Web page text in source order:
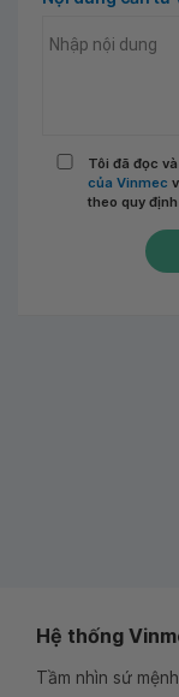
Tôi đã đọc
của Vinmec
theo quy định
Hệ thống
Tầm nhìn sứ mệnh